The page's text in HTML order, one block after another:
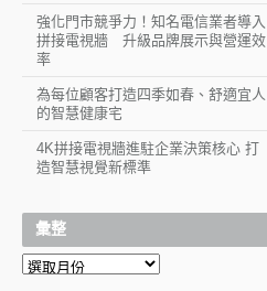
強化門市競爭力！知名電信業者導入
拼接電視牆 升級品牌展示與營運效
率
為每位顧客打造四季如春、舒適宜人
的智慧健康宅
4K拼接電視牆進駐企業決策核心 打
造智慧視覺新標準
彙整
彙